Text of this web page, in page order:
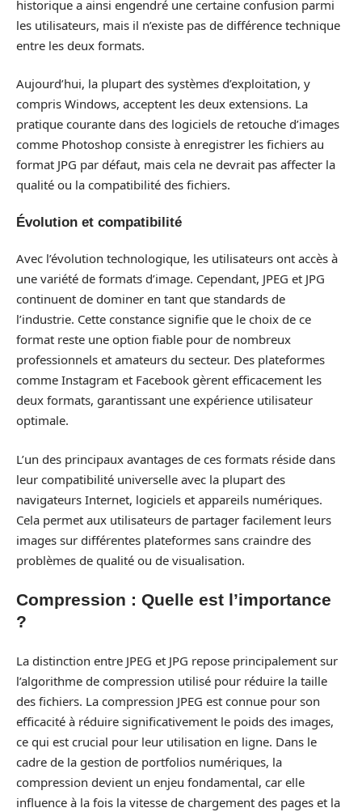
historique a ainsi engendré une certaine confusion parmi
les utilisateurs, mais il n’existe pas de différence technique
entre les deux formats.
Aujourd’hui, la plupart des systèmes d’exploitation, y
compris Windows, acceptent les deux extensions. La
pratique courante dans des logiciels de retouche d’images
comme Photoshop consiste à enregistrer les fichiers au
format JPG par défaut, mais cela ne devrait pas affecter la
qualité ou la compatibilité des fichiers.
Évolution et compatibilité
Avec l’évolution technologique, les utilisateurs ont accès à
une variété de formats d’image. Cependant, JPEG et JPG
continuent de dominer en tant que standards de
l’industrie. Cette constance signifie que le choix de ce
format reste une option fiable pour de nombreux
professionnels et amateurs du secteur. Des plateformes
comme Instagram et Facebook gèrent efficacement les
deux formats, garantissant une expérience utilisateur
optimale.
L’un des principaux avantages de ces formats réside dans
leur compatibilité universelle avec la plupart des
navigateurs Internet, logiciels et appareils numériques.
Cela permet aux utilisateurs de partager facilement leurs
images sur différentes plateformes sans craindre des
problèmes de qualité ou de visualisation.
Compression : Quelle est l’importance
?
La distinction entre JPEG et JPG repose principalement sur
l’algorithme de compression utilisé pour réduire la taille
des fichiers. La compression JPEG est connue pour son
efficacité à réduire significativement le poids des images,
ce qui est crucial pour leur utilisation en ligne. Dans le
cadre de la gestion de portfolios numériques, la
compression devient un enjeu fondamental, car elle
influence à la fois la vitesse de chargement des pages et la